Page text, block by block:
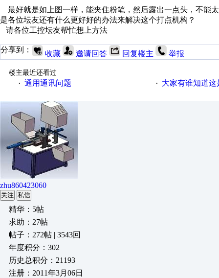
最好就是如上图一样，能夹住粉笔，然后露出一点头，不能
是各位坛友还有什么更好好的办法来解决这个打点机构？
请各位工控坛友帮忙想上方法
分享到： 收藏 邀请回答 回复楼主 举报
楼主最近还看过
· 通用通讯问题 · 大家有谁知道
zhu860423060
关注 私信
精华：5帖
求助：27帖
帖子：272帖 | 3543回
年度积分：302
历史总积分：21193
注册：2011年3月06日